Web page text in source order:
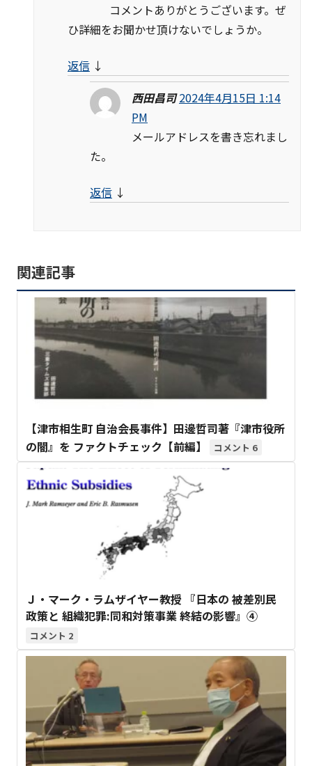
コメントありがとうございます。ぜ
ひ詳細をお聞かせ頂けないでしょうか。
返信 ↓
西田昌司 2024年4月15日 1:14
PM
メールアドレスを書き忘れまし
た。
返信 ↓
関連記事
【津市相生町 自治会長事件】田邊哲司著『津市役所
の闇』を ファクトチェック【前編】
6
Ｊ・マーク・ラムザイヤー教授 『日本の 被差別民
政策と 組織犯罪:同和対策事業 終結の影響』④
2